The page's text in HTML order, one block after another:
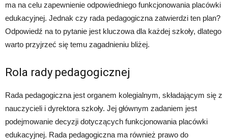
ma na celu zapewnienie odpowiedniego funkcjonowania placówki
edukacyjnej. Jednak czy rada pedagogiczna zatwierdzi ten plan?
Odpowiedź na to pytanie jest kluczowa dla każdej szkoły, dlatego
warto przyjrzeć się temu zagadnieniu bliżej.
Rola rady pedagogicznej
Rada pedagogiczna jest organem kolegialnym, składającym się z
nauczycieli i dyrektora szkoły. Jej głównym zadaniem jest
podejmowanie decyzji dotyczących funkcjonowania placówki
edukacyjnej. Rada pedagogiczna ma również prawo do